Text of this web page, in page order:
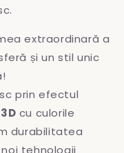
extraordinară a
și un stil unic
prin efectul
3D cu culorile
durabilitatea
tehnologii